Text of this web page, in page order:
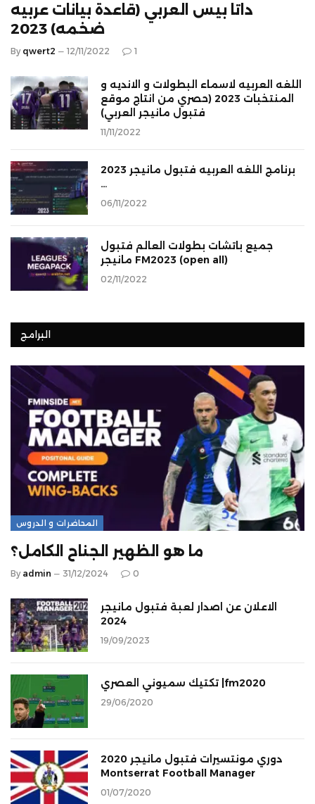
داتا بيس العربي (قاعدة بيانات عربيه
ضخمه) 2023
By qwert2 12/11/2022 1
اللغه العربيه لاسماء البطولات و الانديه و
المنتخبات 2023 (حصري من انتاج موقع
فتبول مانيجر العربي)
11/11/2022
برنامج اللغه العربيه فتبول مانيجر 2023
…
06/11/2022
جميع باتشات بطولات العالم فتبول
مانيجر FM2023 (open all)
02/11/2022
البرامج
المحاضرات و الدروس
ما هو الظهير الجناح الكامل؟
By admin 31/12/2024 0
الاعلان عن اصدار لعبة فتبول مانيجر
2024
19/09/2023
تكتيك سميوني العصري |fm2020
29/06/2020
دوري مونتسيرات فتبول مانيجر 2020
Montserrat Football Manager
01/07/2020